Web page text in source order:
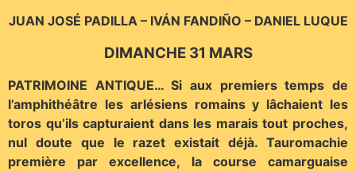
JUAN JOSÉ PADILLA – IVÁN FANDIÑO – DANIEL LUQUE
DIMANCHE 31 MARS
PATRIMOINE ANTIQUE… Si aux premiers temps de
l’amphithéâtre les arlésiens romains y lâchaient les
toros qu’ils capturaient dans les marais tout proches,
nul doute que le razet existait déjà. Tauromachie
première par excellence, la course camarguaise